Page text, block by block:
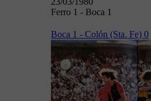
Ferro 1 - Boca 1
Boca 1 - Colón (Sta. Fe) 0